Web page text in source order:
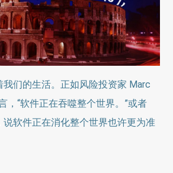
我们的生活。正如风险投资家 Marc
，“软件正在吞噬整个世界。”或者
说软件正在消化整个世界也许更为准